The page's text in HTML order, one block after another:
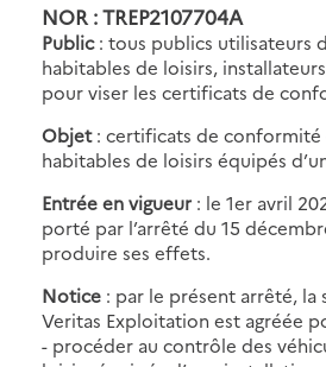
NOR : TREP2107704A
Public: tous publics utilisateurs
habitables de loisirs,
pour viser les certificats de
Objet: certificats de conformité
habitables de loisirs équipés
Entrée en vigueur : le 1er avril
porté par l’arrêté du 15
produire ses effets.
Notice : par le présent arrêté, la
Veritas Exploitation est agréée
- procéder au contrôle des